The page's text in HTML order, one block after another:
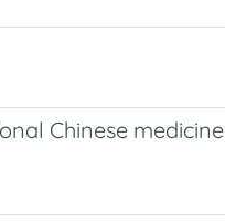
Chinese medicine